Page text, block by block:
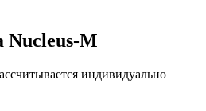
Nucleus-M
индивидуально